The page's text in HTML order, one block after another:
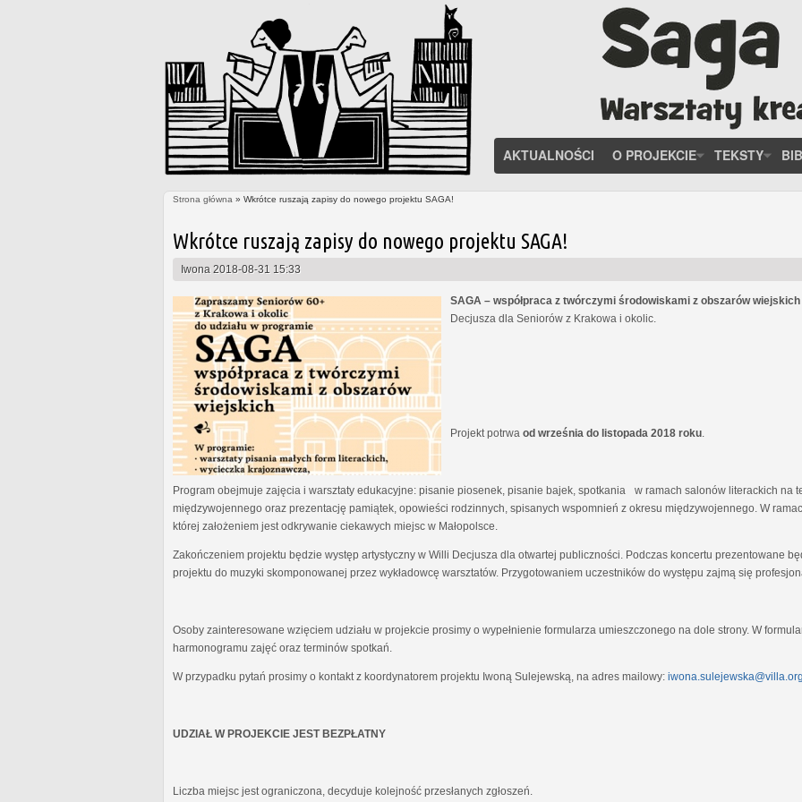
AKTUALNOŚCI O PROJEKCIE TEKSTY
Strona główna » Wkrótce ruszają zapisy do nowego projektu SAGA!
Wkrótce ruszają zapisy do nowego projektu SAGA!
Iwona 2018-08-31 15:33
SAGA – współpraca z twórczymi środowiskami z obszarów wiejskich
Decjusza dla Seniorów z Krakowa i okolic.
Projekt potrwa od września do listopada 2018 roku
Program obejmuje zajęcia i warsztaty edukacyjne: pisanie piosenek, pisanie bajek, spotkania w ramach salonów literackich na
międzywojennego oraz prezentację pamiątek, opowieści rodzinnych, spisanych wspomnień z okresu międzywojennego. W
której założeniem jest odkrywanie ciekawych miejsc w Małopolsce.
Zakończeniem projektu będzie występ artystyczny w Willi Decjusza dla otwartej publiczności. Podczas koncertu prezentowane
projektu do muzyki skomponowanej przez wykładowcę warsztatów. Przygotowaniem uczestników do występu zajmą się
Osoby zainteresowane wzięciem udziału w projekcie prosimy o wypełnienie formularza umieszczonego na dole strony. W
harmonogramu zajęć oraz terminów spotkań.
W przypadku pytań prosimy o kontakt z koordynatorem projektu Iwoną Sulejewską, na adres mailowy:
UDZIAŁ W PROJEKCIE JEST BEZPŁATNY
Liczba miejsc jest ograniczona, decyduje kolejność przesłanych zgłoszeń.